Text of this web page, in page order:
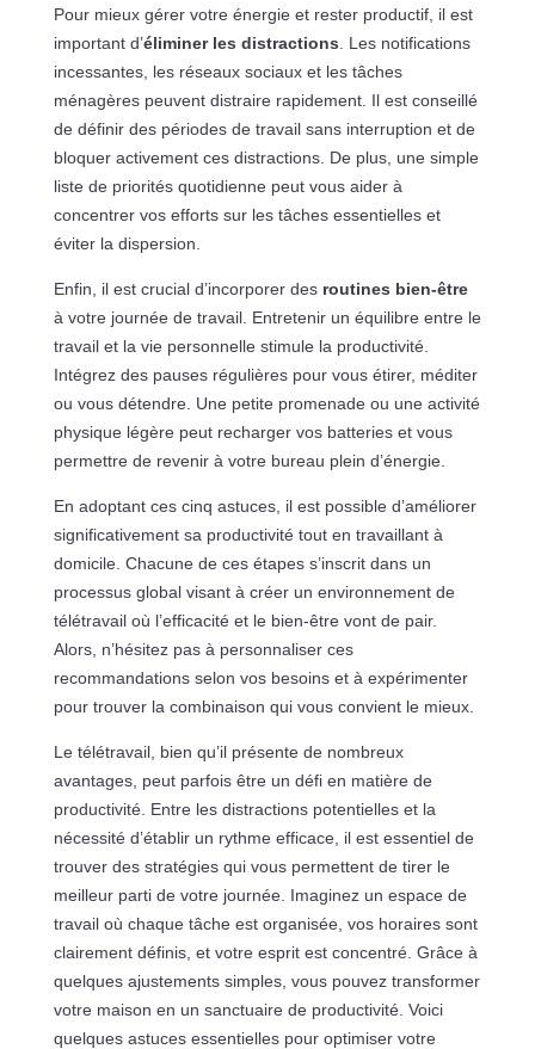
Pour mieux gérer votre énergie et rester productif, il est
important d’éliminer les distractions . Les notifications
incessantes, les réseaux sociaux et les tâches
ménagères peuvent distraire rapidement. Il est conseillé
de définir des périodes de travail sans interruption et de
bloquer activement ces distractions. De plus, une simple
liste de priorités quotidienne peut vous aider à
concentrer vos efforts sur les tâches essentielles et
éviter la dispersion.
Enfin, il est crucial d’incorporer des routines bien-être
à votre journée de travail. Entretenir un équilibre entre le
travail et la vie personnelle stimule la productivité.
Intégrez des pauses régulières pour vous étirer, méditer
ou vous détendre. Une petite promenade ou une activité
physique légère peut recharger vos batteries et vous
permettre de revenir à votre bureau plein d’énergie.
En adoptant ces cinq astuces, il est possible d’améliorer
significativement sa productivité tout en travaillant à
domicile. Chacune de ces étapes s’inscrit dans un
processus global visant à créer un environnement de
télétravail où l’efficacité et le bien-être vont de pair.
Alors, n’hésitez pas à personnaliser ces
recommandations selon vos besoins et à expérimenter
pour trouver la combinaison qui vous convient le mieux.
Le télétravail, bien qu’il présente de nombreux
avantages, peut parfois être un défi en matière de
productivité. Entre les distractions potentielles et la
nécessité d’établir un rythme efficace, il est essentiel de
trouver des stratégies qui vous permettent de tirer le
meilleur parti de votre journée. Imaginez un espace de
travail où chaque tâche est organisée, vos horaires sont
clairement définis, et votre esprit est concentré. Grâce à
quelques ajustements simples, vous pouvez transformer
votre maison en un sanctuaire de productivité. Voici
quelques astuces essentielles pour optimiser votre